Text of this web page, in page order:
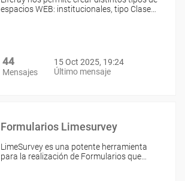
espacios WEB: institucionales, tipo Clase…
44
Mensajes
15 Oct 2025, 19:24
Último mensaje
Formularios Limesurvey
LimeSurvey es una potente herramienta
para la realización de Formularios que…